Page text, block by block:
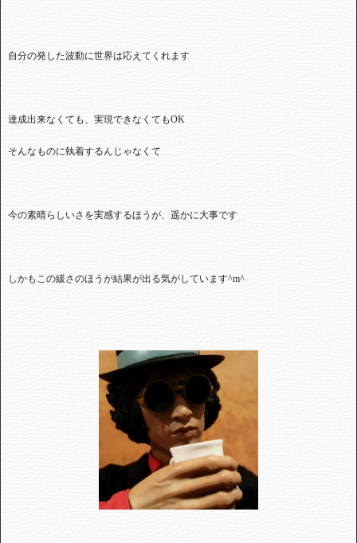
自分の発した波動に世界は応えてくれます
達成出来なくても、実現できなくてもOK
そんなものに執着するんじゃなくて
今の素晴らしいさを実感するほうが、遥かに大事です
しかもこの緩さのほうが結果が出る気がしています^m^